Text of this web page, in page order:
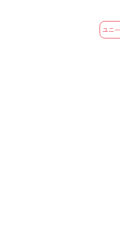
ユニ